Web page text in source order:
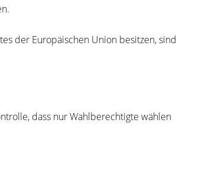
der Europäischen Union besitzen, sind
dass nur Wahlberechtigte wählen